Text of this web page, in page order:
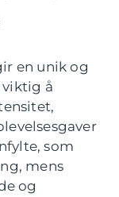
en unik og
å
som
mens
og